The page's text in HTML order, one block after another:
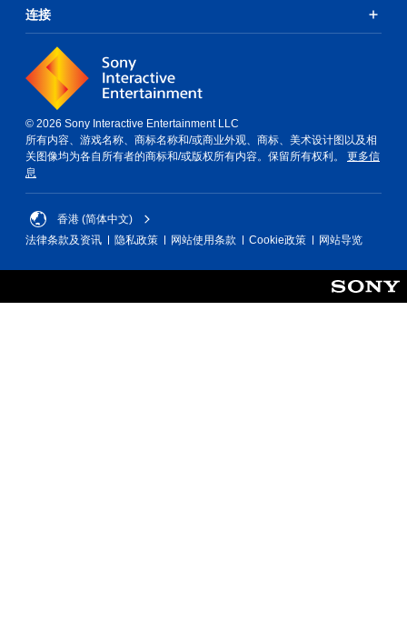
连接
© 2026 Sony Interactive Entertainment LLC
所有内容、游戏名称、商标名称和/或商业外观、商标、美术设计图以及相
关图像均为各自所有者的商标和/或版权所有内容。保留所有权利。 更多信
息
香港 (简体中文)
法律条款及资讯
隐私政策 网站使用条款 Cookie政策 网站导览